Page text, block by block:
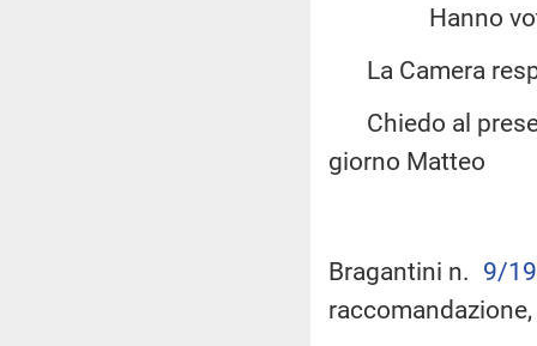
Hanno
La Camera
Chiedo al
giorno Matteo
Bragantini n. 9/